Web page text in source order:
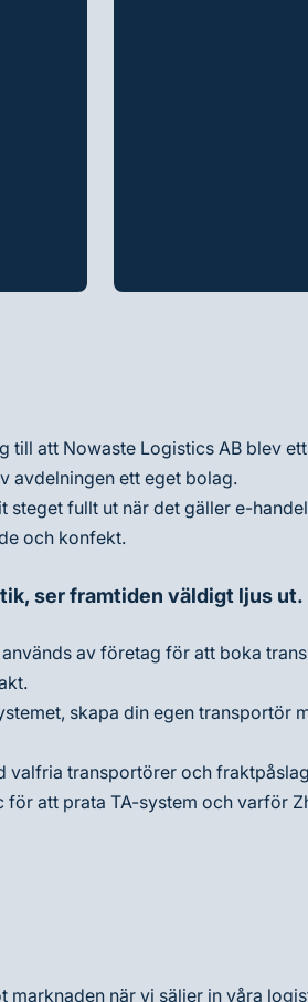
att Nowaste Logistics AB blev
avdelningen ett eget bolag.
fullt ut när det gäller e-
och konfekt.
ser framtiden väldigt ljus ut.
av företag för att boka
skapa din egen transportör
transportörer och
att prata TA-system och varför
när vi säljer in våra